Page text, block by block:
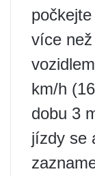
více
km/h
dobu 3
jízdy se